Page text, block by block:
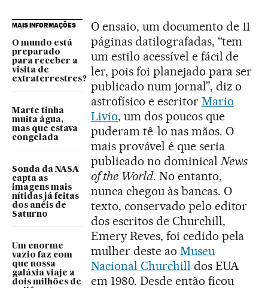
MAIS INFORMAÇÕES
O mundo está
preparado
para receber a
visita de
extraterrestres?
Marte tinha
muita água,
mas que estava
congelada
Sonda da NASA
capta as
imagens mais
nítidas já feitas
dos anéis de
Saturno
Um enorme
vazio faz com
que nossa
galáxia viaje a
dois milhões de
O ensaio, um documento de 11
páginas datilografadas, “tem
um estilo acessível e fácil de
ler, pois foi planejado para ser
publicado num jornal”, diz o
astrofísico e escritor Mario
Livio, um dos poucos que
puderam tê-lo nas mãos. O
mais provável é que seria
publicado no dominicalNews
of the World. No entanto,
nunca chegou às bancas. O
texto, conservado pelo editor
dos escritos de Churchill,
Emery Reves, foi cedido pela
mulher deste ao Museu
Nacional Churchill dos EUA
em 1980. Desde então ficou